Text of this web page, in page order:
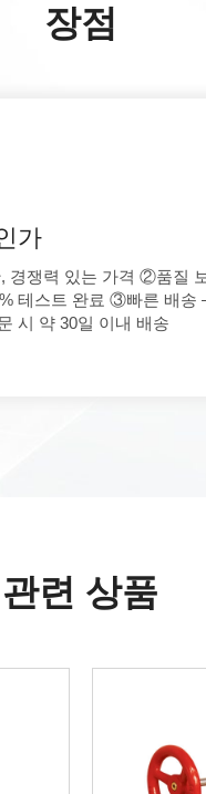
장점
가
경쟁력 있는 가격 ②품질
테스트 완료 ③빠른 배송
시 약 30일 이내 배송
관련 상품